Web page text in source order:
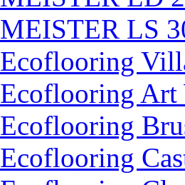
MEISTER LS
Ecoflooring
Ecoflooring Art
Ecoflooring
Ecoflooring